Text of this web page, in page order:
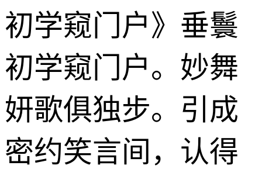
初学窥门户》垂鬟
初学窥门户。妙舞
妍歌俱独步。引成
密约笑言间，认得